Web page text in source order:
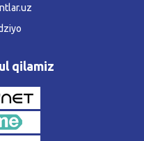
qilamiz